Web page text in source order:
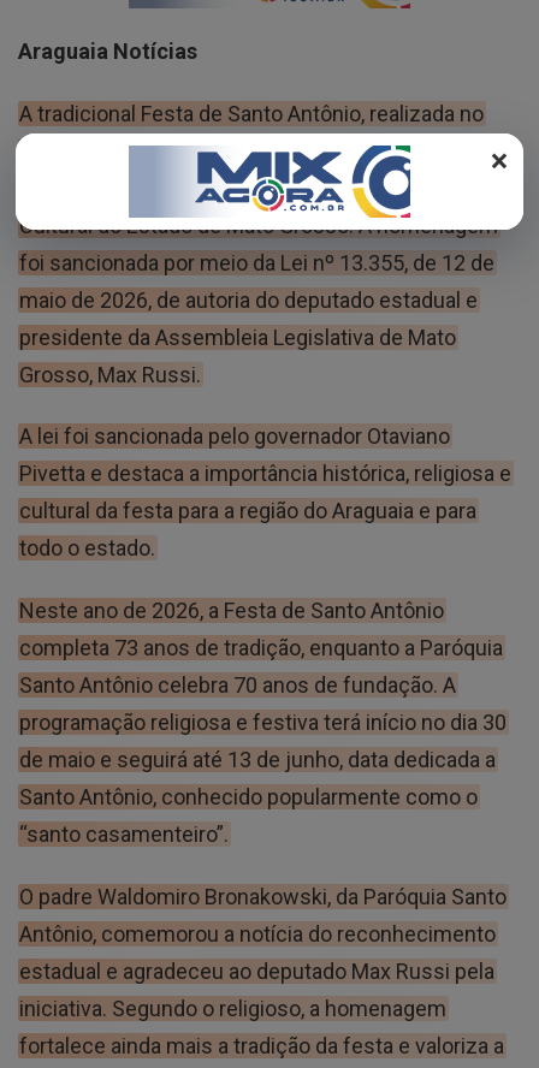
×
Araguaia Notícias
A tradicional Festa de Santo Antônio, realizada no
município de Barra do Garças, foi oficialmente
reconhecida como Patrimônio Histórico, Artístico e
Cultural do Estado de Mato Grosso. A homenagem
foi sancionada por meio da Lei nº 13.355, de 12 de
maio de 2026, de autoria do deputado estadual e
presidente da Assembleia Legislativa de Mato
Grosso, Max Russi.
A lei foi sancionada pelo governador Otaviano
Pivetta e destaca a importância histórica, religiosa e
cultural da festa para a região do Araguaia e para
todo o estado.
Neste ano de 2026, a Festa de Santo Antônio
completa 73 anos de tradição, enquanto a Paróquia
Santo Antônio celebra 70 anos de fundação. A
programação religiosa e festiva terá início no dia 30
de maio e seguirá até 13 de junho, data dedicada a
Santo Antônio, conhecido popularmente como o
“santo casamenteiro”.
O padre Waldomiro Bronakowski, da Paróquia Santo
Antônio, comemorou a notícia do reconhecimento
estadual e agradeceu ao deputado Max Russi pela
iniciativa. Segundo o religioso, a homenagem
fortalece ainda mais a tradição da festa e valoriza a